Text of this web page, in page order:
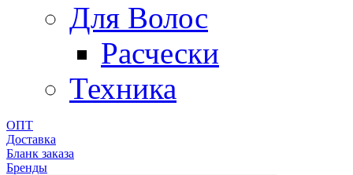
Для Волос
Расчески
Техника
ОПТ
Доставка
Бланк заказа
Бренды